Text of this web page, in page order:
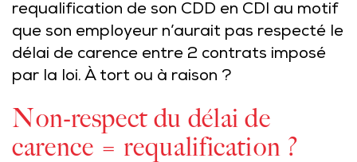
requalification de son CDD en CDI au motif
que son employeur n’aurait pas respecté le
délai de carence entre 2 contrats imposé
par la loi. À tort ou à raison ?
Non-respect du délai de
carence = requalification ?